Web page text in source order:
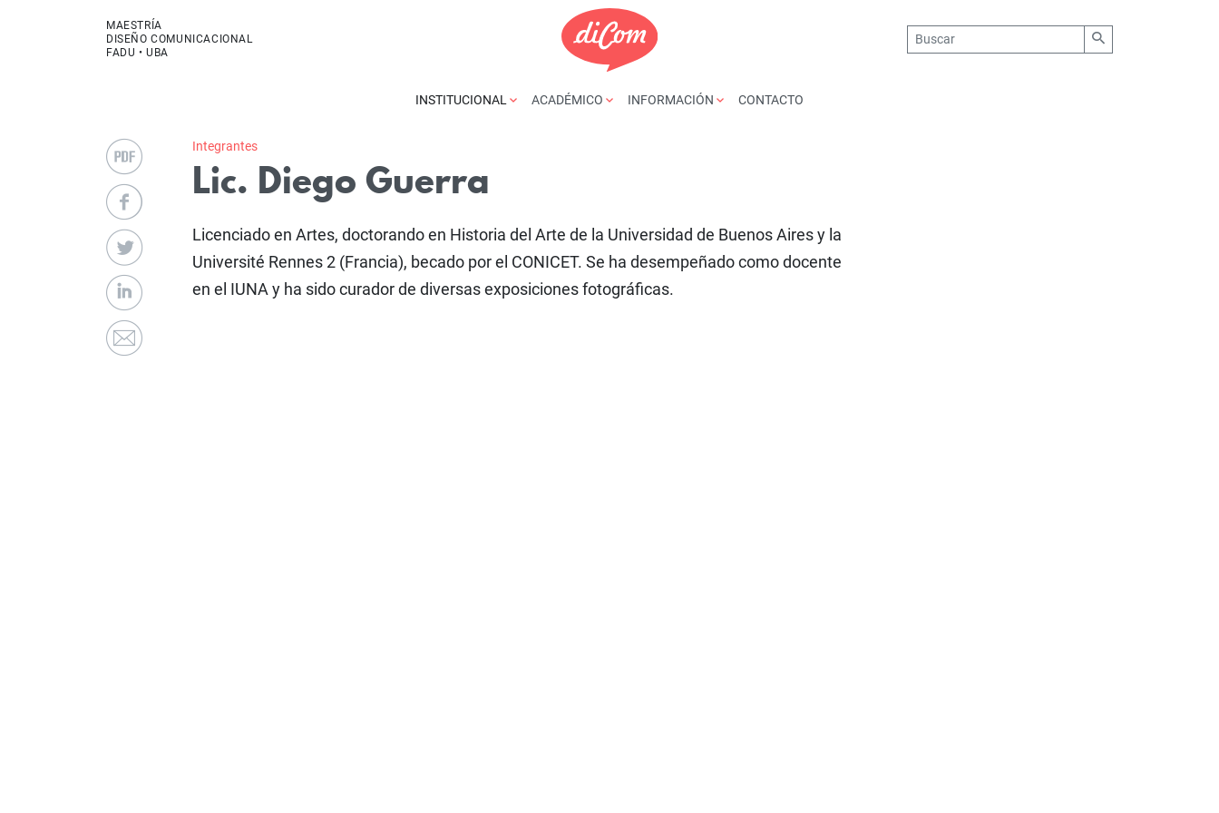
MAESTRÍA
DISEÑO COMUNICACIONAL
FADU • UBA
INSTITUCIONAL ACADÉMICO INFORMACIÓN CONTACTO
Integrantes
Lic. Diego Guerra
Licenciado en Artes, doctorando en Historia del Arte de la Universidad de Buenos Aires y la
Université Rennes 2 (Francia), becado por el CONICET. Se ha desempeñado como docente
en el IUNA y ha sido curador de diversas exposiciones fotográficas.